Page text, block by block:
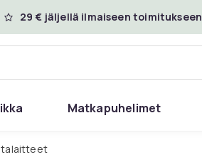
29 € jäljellä ilmaiseen toimitukseen
Matkapuhelimet